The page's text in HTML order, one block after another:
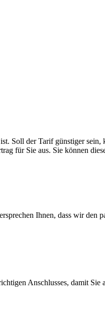
Soll der Tarif günstiger
für Sie aus. Sie können
Ihnen, dass wir
Anschlusses, damit